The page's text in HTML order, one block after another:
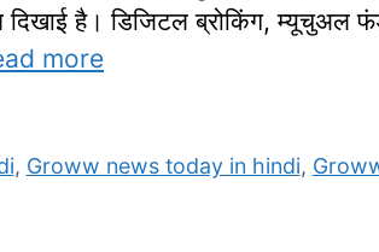
है। डिजिटल ब्रोकिंग, म्यूचुअल
more
, Groww news today in hindi,